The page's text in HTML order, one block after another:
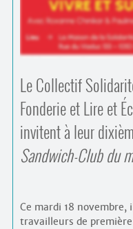
Le Collectif
Fonderie et Lire et
invitent à leur
Sandwich-Club du
Ce mardi 18 novembre,
travailleurs de